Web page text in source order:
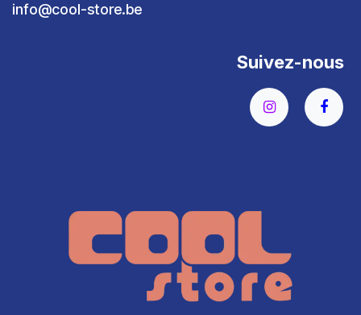
info@cool-store.be
Suivez-nous